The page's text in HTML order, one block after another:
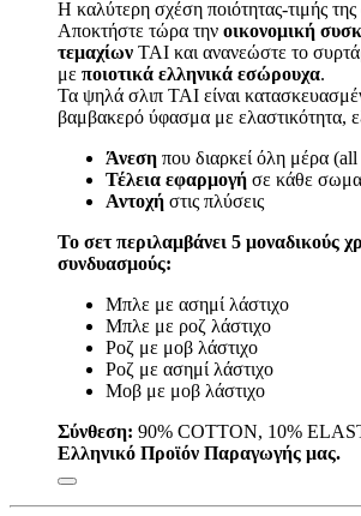
was:
€22.50.
τιμή
είναι:
€22.00.
Η καλύτερη σχέση ποιότητας-τιμής
Αποκτήστε τώρα την οικονομική
τεμαχίων TAI και ανανεώστε το
με ποιοτικά ελληνικά εσώρουχα.
Τα ψηλά σλιπ TAI είναι
βαμβακερό ύφασμα με ελαστικότητα,
Άνεση που διαρκεί όλη μέρα
Τέλεια εφαρμογή σε κάθε
Αντοχή στις πλύσεις
Το σετ περιλαμβάνει 5 μοναδικούς
συνδυασμούς:
Μπλε με ασημί λάστιχο
Μπλε με ροζ λάστιχο
Ροζ με μοβ λάστιχο
Ροζ με ασημί λάστιχο
Μοβ με μοβ λάστιχο
Σύνθεση: 90% COTTON, 10%
Ελληνικό Προϊόν Παραγωγής μας.